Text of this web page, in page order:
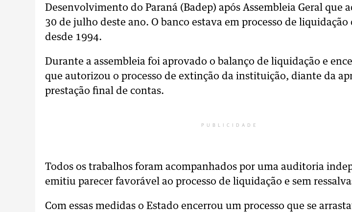
Desenvolvimento do Paraná (Badep) após Assembleia Geral que
30 de julho deste ano. O banco estava em processo de
desde 1994.
Durante a assembleia foi aprovado o balanço de liquidação e
que autorizou o processo de extinção da instituição, diante da
prestação final de contas.
PUBLICIDADE
Todos os trabalhos foram acompanhados por uma auditoria
emitiu parecer favorável ao processo de liquidação e sem
Com essas medidas o Estado encerrou um processo que se